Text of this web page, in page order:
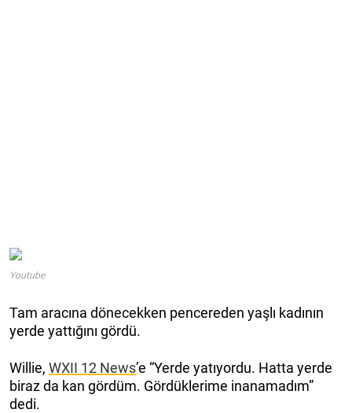
Youtube
Tam aracına dönecekken pencereden yaşlı kadının
yerde yattığını gördü.
Willie, WXII 12 News’e “Yerde yatıyordu. Hatta yerde
biraz da kan gördüm. Gördüklerime inanamadım”
dedi.